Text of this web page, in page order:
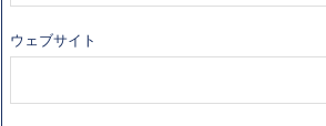
ウェブサイト